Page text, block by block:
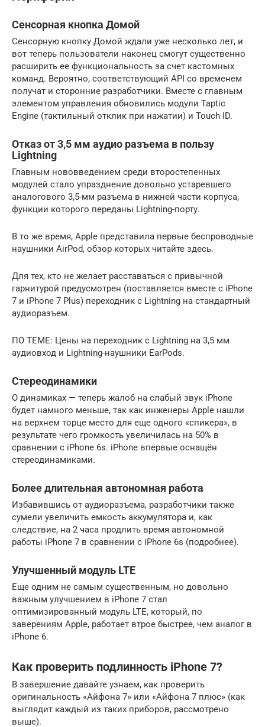
Сенсорная кнопка Домой
Сенсорную кнопку Домой ждали уже несколько лет, и
вот теперь пользователи наконец смогут существенно
расширить ее функциональность за счет кастомных
команд. Вероятно, соответствующий API со временем
получат и сторонние разработчики. Вместе с главным
элементом управления обновились модули Taptic
Engine (тактильный отклик при нажатии) и Touch ID.
Отказ от 3,5 мм аудио разъема в пользу
Lightning
Главным нововведением среди второстепенных
модулей стало упразднение довольно устаревшего
аналогового 3,5-мм разъема в нижней части корпуса,
функции которого переданы Lightning-порту.
В то же время, Apple представила первые беспроводные
наушники AirPod, обзор которых читайте здесь.
Для тех, кто не желает расставаться с привычной
гарнитурой предусмотрен (поставляется вместе с iPhone
7 и iPhone 7 Plus) переходник с Lightning на стандартный
аудиоразъем.
ПО ТЕМЕ: Цены на переходник с Lightning на 3,5 мм
аудиовход и Lightning-наушники EarPods.
Стереодинамики
О динамиках — теперь жалоб на слабый звук iPhone
будет намного меньше, так как инженеры Apple нашли
на верхнем торце место для еще одного «спикера», в
результате чего громкость увеличилась на 50% в
сравнении с iPhone 6s. iPhone впервые оснащён
стереодинамиками.
Более длительная автономная работа
Избавившись от аудиоразъема, разработчики также
сумели увеличить емкость аккумулятора и, как
следствие, на 2 часа продлить время автономной
работы iPhone 7 в сравнении с iPhone 6s (подробнее).
Улучшенный модуль LTE
Еще одним не самым существенным, но довольно
важным улучшением в iPhone 7 стал
оптимизированный модуль LTE, который, по
заверениям Apple, работает втрое быстрее, чем аналог в
iPhone 6.
Как проверить подлинность iPhone 7?
В завершение давайте узнаем, как проверить
оригинальность «Айфона 7» или «Айфона 7 плюс» (как
выглядит каждый из таких приборов, рассмотрено
выше).